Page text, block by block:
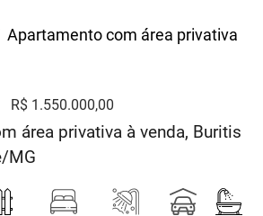
Apartamento com área privativa
R$ 1.550.000,00
área privativa à venda, Buritis
MG